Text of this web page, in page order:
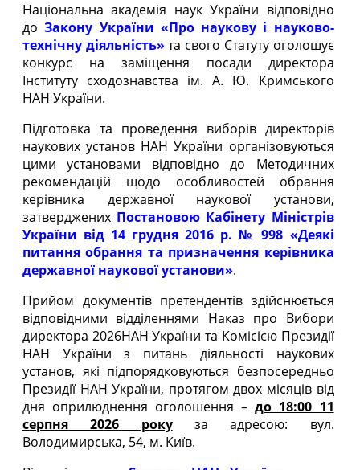
Національна академія наук України відповідно
доЗакону України «Про наукову і науково-
технічну діяльність» та свого Статуту оголошує
конкурс на заміщення посади директора
Інституту сходознавства ім. А. Ю. Кримського
НАН України.
Підготовка та проведення виборів директорів
наукових установ НАН України організовуються
цими установами відповідно до Методичних
рекомендацій щодо особливостей обрання
керівника державної наукової установи,
затверджених Постановою Кабінету Міністрів
України від 14 грудня 2016 р. № 998 «Деякі
питання обрання та призначення керівника
державної наукової установи».
Прийом документів претендентів здійснюється
відповідними відділеннями Наказ про Вибори
директора 2026НАН України та Комісією Президії
НАН України з питань діяльності наукових
установ, які підпорядковуються безпосередньо
Президії НАН України, протягом двох місяців від
дня оприлюднення оголошення –до 18:00 11
серпня 2026 рокуза адресою: вул.
Володимирська, 54, м. Київ.